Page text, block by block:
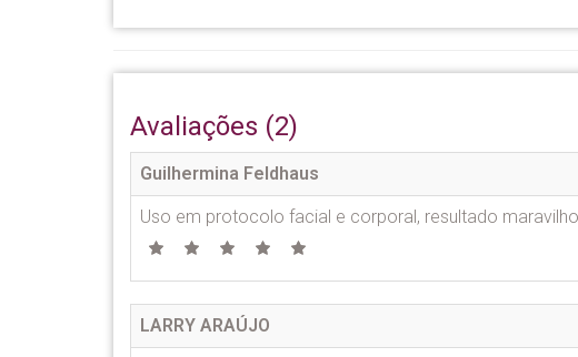
Avaliações (2)
Guilhermina Feldhaus
Uso em protocolo facial e corporal, resultado
LARRY ARAÚJO